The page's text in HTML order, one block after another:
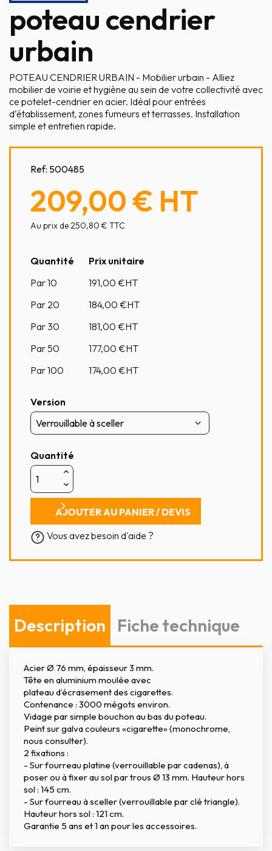
poteau cendrier
urbain
POTEAU CENDRIER URBAIN - Mobilier urbain - Alliez
mobilier de voirie et hygiène au sein de votre collectivité avec
ce potelet-cendrier en acier. Idéal pour entrées
d’établissement, zones fumeurs et terrasses. Installation
simple et entretien rapide.
Ref: 500485
209,00 € HT
Au prix de 250,80 € TTC
Quantité
Prix unitaire
Par 10
191,00 €HT
Par 20
184,00 €HT
Par 30
181,00 €HT
Par 50
177,00 €HT
Par 100
174,00 €HT
Version
Quantité
AJOUTER AU PANIER / DEVIS
Vous avez besoin d'aide ?
Description Fiche technique
Acier Ø 76 mm, épaisseur 3 mm.
Tête en aluminium moulée avec
plateau d’écrasement des cigarettes.
Contenance : 3000 mégots environ.
Vidage par simple bouchon au bas du poteau.
Peint sur galva couleurs «cigarette» (monochrome,
nous consulter).
2 fixations :
- Sur fourreau platine (verrouillable par cadenas), à
poser ou à fixer au sol par trous Ø 13 mm. Hauteur hors
sol : 145 cm.
- Sur fourreau à sceller (verrouillable par clé triangle).
Hauteur hors sol : 121 cm.
Garantie 5 ans et 1 an pour les accessoires.